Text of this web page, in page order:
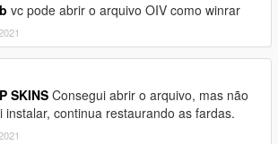
vc pode abrir o arquivo OIV como winrar
SKINSConsegui abrir o arquivo, mas não
instalar, continua restaurando as fardas.